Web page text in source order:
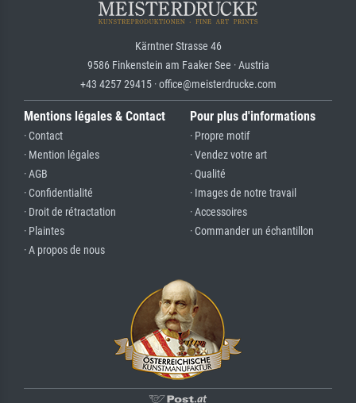
Kärntner Strasse 46
9586 Finkenstein am Faaker See · Austria
+43 4257 29415 · office@meisterdrucke.com
Mentions légales & Contact
· Contact
· Mention légales
· AGB
· Confidentialité
· Droit de rétractation
· Plaintes
· A propos de nous
Pour plus d'informations
· Propre motif
· Vendez votre art
· Qualité
· Images de notre travail
· Accessoires
· Commander un échantillon